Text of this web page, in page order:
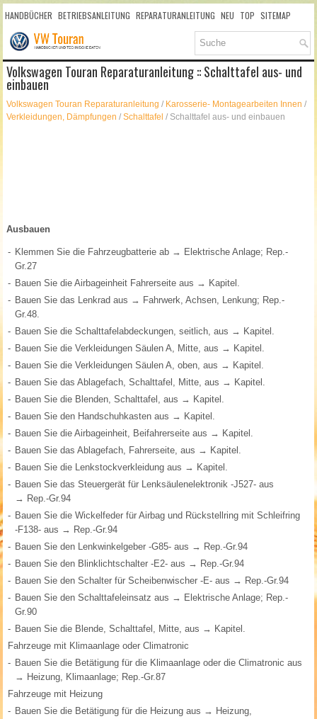
HANDBÜCHER BETRIEBSANLEITUNG REPARATURANLEITUNG NEU TOP SITEMAP
SUCHLAUF
Volkswagen Touran Reparaturanleitung :: Schalttafel aus- und
einbauen
Volkswagen Touran Reparaturanleitung / Karosserie- Montagearbeiten Innen /
Verkleidungen, Dämpfungen /Schalttafel / Schalttafel aus- und einbauen
Ausbauen
- Klemmen Sie die Fahrzeugbatterie ab → Elektrische Anlage; Rep.-
Gr.27
- Bauen Sie die Airbageinheit Fahrerseite aus → Kapitel.
- Bauen Sie das Lenkrad aus → Fahrwerk, Achsen, Lenkung; Rep.-
Gr.48.
- Bauen Sie die Schalttafelabdeckungen, seitlich, aus → Kapitel.
- Bauen Sie die Verkleidungen Säulen A, Mitte, aus → Kapitel.
- Bauen Sie die Verkleidungen Säulen A, oben, aus → Kapitel.
- Bauen Sie das Ablagefach, Schalttafel, Mitte, aus → Kapitel.
- Bauen Sie die Blenden, Schalttafel, aus → Kapitel.
- Bauen Sie den Handschuhkasten aus → Kapitel.
- Bauen Sie die Airbageinheit, Beifahrerseite aus → Kapitel.
- Bauen Sie das Ablagefach, Fahrerseite, aus → Kapitel.
- Bauen Sie die Lenkstockverkleidung aus → Kapitel.
- Bauen Sie das Steuergerät für Lenksäulenelektronik -J527- aus
→ Rep.-Gr.94
- Bauen Sie die Wickelfeder für Airbag und Rückstellring mit Schleifring
-F138- aus → Rep.-Gr.94
- Bauen Sie den Lenkwinkelgeber -G85- aus → Rep.-Gr.94
- Bauen Sie den Blinklichtschalter -E2- aus → Rep.-Gr.94
- Bauen Sie den Schalter für Scheibenwischer -E- aus → Rep.-Gr.94
- Bauen Sie den Schalttafeleinsatz aus → Elektrische Anlage; Rep.-
Gr.90
- Bauen Sie die Blende, Schalttafel, Mitte, aus → Kapitel.
Fahrzeuge mit Klimaanlage oder Climatronic
- Bauen Sie die Betätigung für die Klimaanlage oder die Climatronic aus
→ Heizung, Klimaanlage; Rep.-Gr.87
Fahrzeuge mit Heizung
- Bauen Sie die Betätigung für die Heizung aus → Heizung,